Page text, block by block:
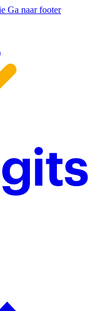
Ga naar footer